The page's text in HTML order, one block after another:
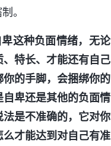
。
这种负面情绪，无论
特长、才能还有自己
的手脚，会捆绑你的
卑还是其他的负面情
是不准确的，它对你
才能达到对自己有准